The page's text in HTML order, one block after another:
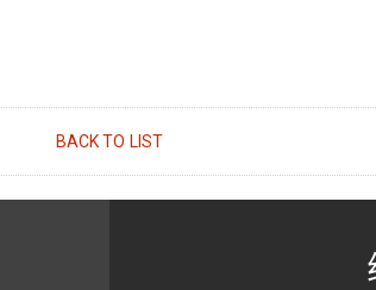
BACK TO LIST